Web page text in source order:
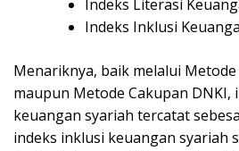
Indeks Literasi
Indeks Inklusi
Menariknya, baik melalui
maupun Metode Cakupan DNKI,
keuangan syariah tercatat
indeks inklusi keuangan syariah